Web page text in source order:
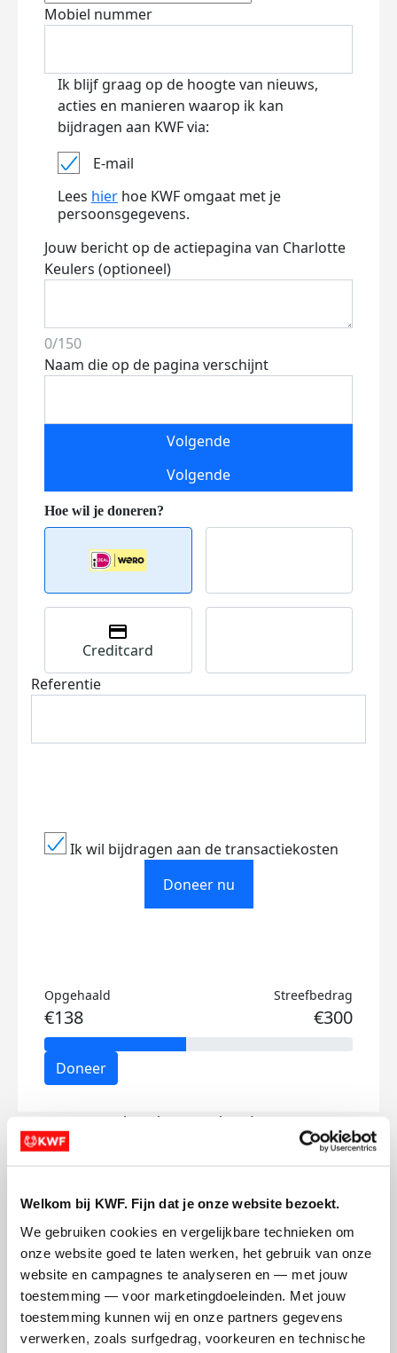
Welkom bij KWF. Fijn dat je onze website bezoekt.
We gebruiken cookies en vergelijkbare technieken om
onze website goed te laten werken, het gebruik van onze
website en campagnes te analyseren en — met jouw
toestemming — voor marketingdoeleinden. Met jouw
toestemming kunnen wij en onze partners gegevens
verwerken, zoals surfgedrag, voorkeuren en technische
Mobiel nummer
Ik blijf graag op de hoogte van nieuws,
acties en manieren waarop ik kan
bijdragen aan KWF via:
E-mail
Lees hier hoe KWF omgaat met je
persoonsgegevens.
Jouw bericht op de actiepagina van Charlotte
Keulers (optioneel)
0/150
Naam die op de pagina verschijnt
Volgende
Volgende
Creditcard
Referentie
Ik wil bijdragen aan de transactiekosten
Doneer nu
Opgehaald
€138
Streefbedrag
€300
Doneer
Charlotte's badges